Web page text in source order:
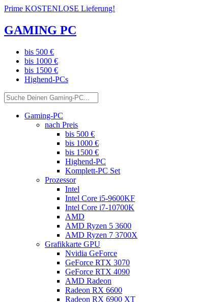
Prime KOSTENLOSE Lieferung!
GAMING PC
bis 500 €
bis 1000 €
bis 1500 €
Highend-PCs
Gaming-PC
nach Preis
bis 500 €
bis 1000 €
bis 1500 €
Highend-PC
Komplett-PC Set
Prozessor
Intel
Intel Core i5-9600KF
Intel Core i7-10700K
AMD
AMD Ryzen 5 3600
AMD Ryzen 7 3700X
Grafikkarte GPU
Nvidia GeForce
GeForce RTX 3070
GeForce RTX 4090
AMD Radeon
Radeon RX 6600
Radeon RX 6900 XT